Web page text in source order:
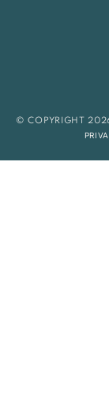
© COPYRIGHT